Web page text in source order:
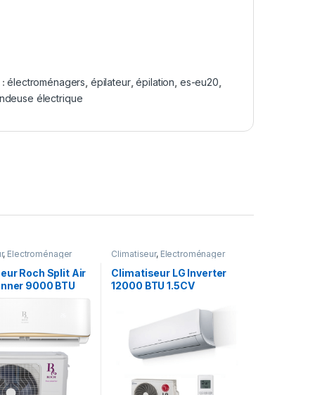
:électroménagers épilateur,épilation es-eu20
électrique
, Electroménager
Roch Split Air
9000 BTU
Climatiseur, Electroménager
Climatiseur LG Inverter
12000 BTU 1.5CV